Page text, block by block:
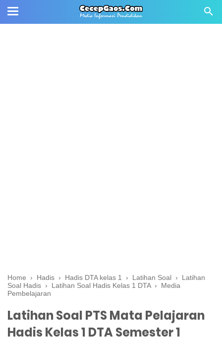
Home › Hadis › Hadis DTA kelas 1 › Latihan Soal › Latihan
Soal Hadis › Latihan Soal Hadis Kelas 1 DTA › Media
Pembelajaran
Latihan Soal PTS Mata Pelajaran
Hadis Kelas 1 DTA Semester 1